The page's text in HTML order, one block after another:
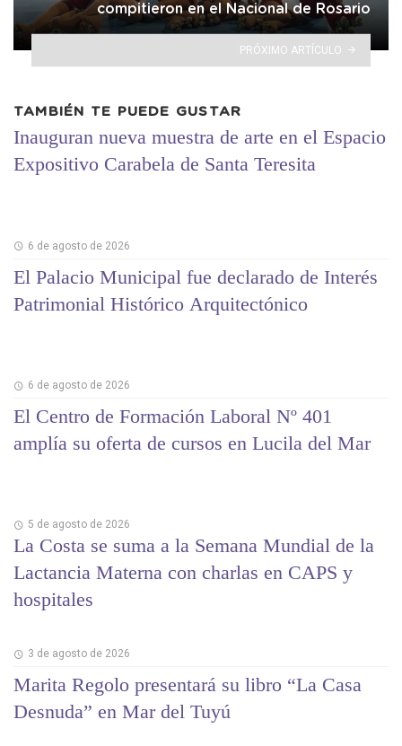
compitieron en el Nacional de Rosario
PRÓXIMO ARTÍCULO
TAMBIÉN TE PUEDE GUSTAR
Inauguran nueva muestra de arte en el Espacio
Expositivo Carabela de Santa Teresita
6 de agosto de 2026
El Palacio Municipal fue declarado de Interés
Patrimonial Histórico Arquitectónico
6 de agosto de 2026
El Centro de Formación Laboral Nº 401
amplía su oferta de cursos en Lucila del Mar
5 de agosto de 2026
La Costa se suma a la Semana Mundial de la
Lactancia Materna con charlas en CAPS y
hospitales
3 de agosto de 2026
Marita Regolo presentará su libro “La Casa
Desnuda” en Mar del Tuyú